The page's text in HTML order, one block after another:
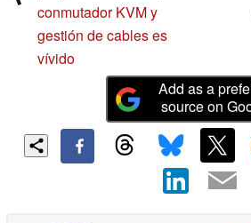
conmutador KVM y
gestión de cables es
vívido
Add as a
source on